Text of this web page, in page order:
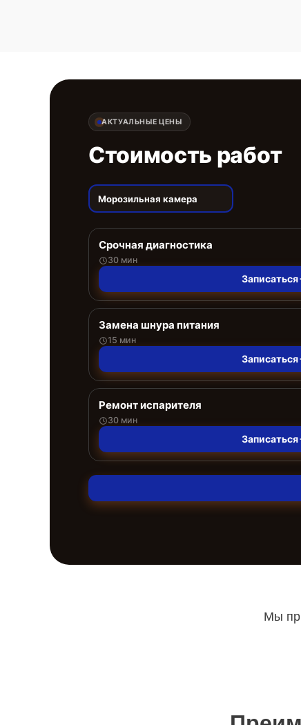
АКТУАЛЬНЫЕ ЦЕНЫ
Стоимость работ
Морозильная камера
Срочная диагностика
30 мин
Записаться
Замена шнура питания
15 мин
Записаться
Ремонт испарителя
30 мин
Записаться
Мы